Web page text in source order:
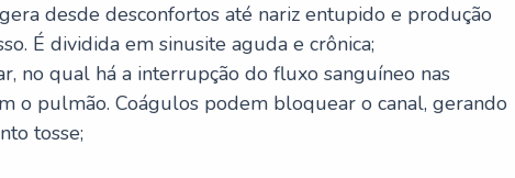
desde desconfortos até nariz entupido e produção
É dividida em sinusite aguda e crônica;
no qual há a interrupção do fluxo sanguíneo nas
o pulmão. Coágulos podem bloquear o canal, gerando
tosse;